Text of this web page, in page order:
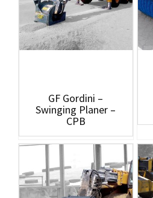
GF Gordini –
Swinging Planer –
CPB